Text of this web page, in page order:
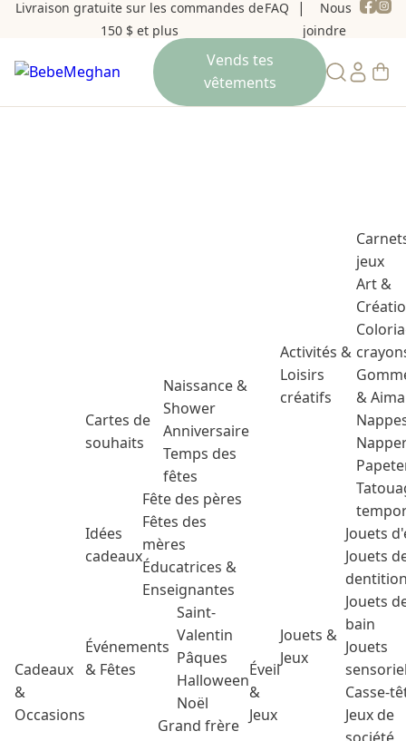
Livraison gratuite sur les commandes de
150 $ et plus
FAQ
Nous
joindre
Cadeaux
&
Occasions
Cartes de
souhaits
Naissance &
Shower
Anniversaire
Temps des
fêtes
Idées
cadeaux
Fête des pères
Fêtes des
mères
Éducatrices &
Enseignantes
Événements
& Fêtes
Saint-
Valentin
Pâques
Halloween
Noël
Grand frère
Éveil
&
Jeux
Activités &
Loisirs
créatifs
jeux
Art &
&
Jouets &
Jeux
Jouets
Jouets
Jouets
bain
Jouets
Casse-
Jeux de